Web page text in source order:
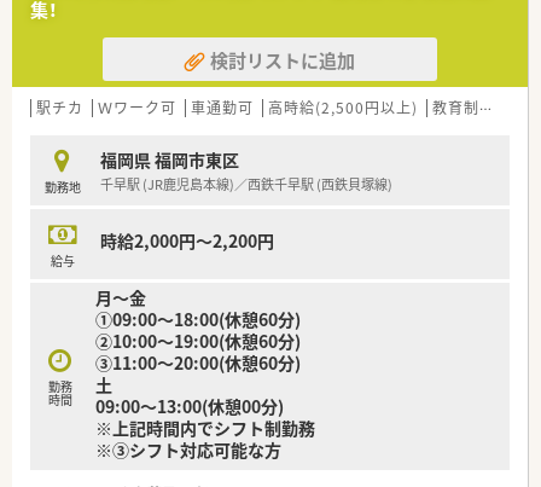
【想定される業務内容】
■主に在宅業務として、地域の介護施設や患者様のご自宅へお薬
を配達します。
導も担当します。
■調剤や監査、服薬指導といった薬局の基本的な業務も一通りお
任せします。
【こんな取り組みをしています】
■定期的に勉強会を開催しており、薬剤師としてのスキルアップ
■白衣の貸与や定期健康診断など、福利厚生も充実させていま
す。
■患者様との信頼関係を大切にし、質の高いサービスを提供する
よう努めています。
集！
検討リストに追加
駅チカ Ｗワーク可 車通勤可 高時給(2,500円以上) 教育制度あり
勤務地
福岡県 福岡市東区
千早駅 (JR鹿児島本線)／西鉄千早駅 (西鉄貝塚線)
給与
時給2,000円～2,200円
勤務
時間
月～金
①09:00～18:00(休憩60分)
②10:00～19:00(休憩60分)
③11:00～20:00(休憩60分)
土
09:00～13:00(休憩00分)
※上記時間内でシフト制勤務
※③シフト対応可能な方